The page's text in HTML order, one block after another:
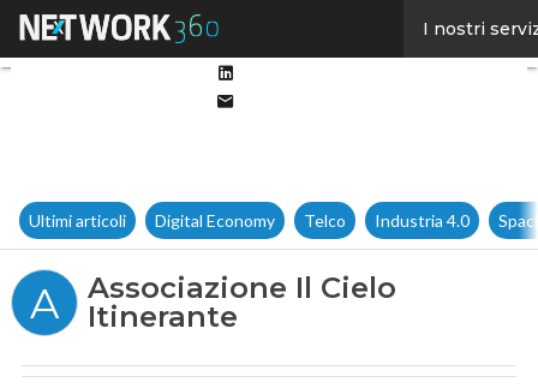
I nostri
Ultimi articoli Digital Economy Telco Industria 4.0
A
Associazione Il Cielo
Itinerante